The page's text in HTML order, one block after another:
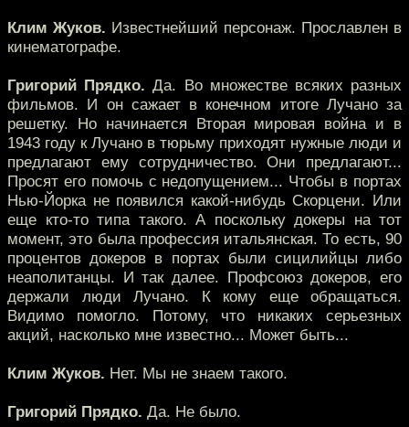
Клим Жуков. Известнейший персонаж. Прославлен в
кинематографе.
Григорий Прядко. Да. Во множестве всяких разных
фильмов. И он сажает в конечном итоге Лучано за
решетку. Но начинается Вторая мировая война и в
1943 году к Лучано в тюрьму приходят нужные люди и
предлагают ему сотрудничество. Они предлагают...
Просят его помочь с недопущением... Чтобы в портах
Нью-Йорка не появился какой-нибудь Скорцени. Или
еще кто-то типа такого. А поскольку докеры на тот
момент, это была профессия итальянская. То есть, 90
процентов докеров в портах были сицилийцы либо
неаполитанцы. И так далее. Профсоюз докеров, его
держали люди Лучано. К кому еще обращаться.
Видимо помогло. Потому, что никаких серьезных
акций, насколько мне известно... Может быть...
Клим Жуков. Нет. Мы не знаем такого.
Григорий Прядко. Да. Не было.